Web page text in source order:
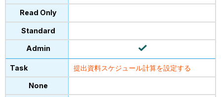
提出資料スケジュール計算を設定する